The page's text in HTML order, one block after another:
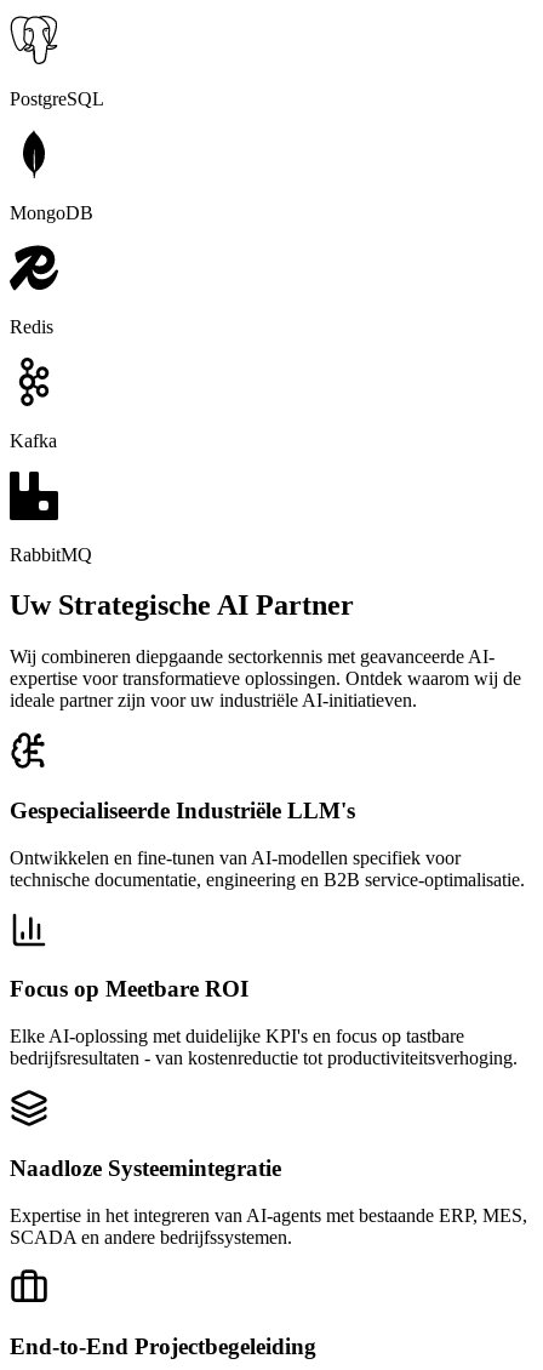
PostgreSQL
MongoDB
Redis
Kafka
RabbitMQ
Uw Strategische AI Partner
Wij combineren diepgaande sectorkennis met geavanceerde AI-
expertise voor transformatieve oplossingen. Ontdek waarom wij de
ideale partner zijn voor uw industriële AI-initiatieven.
Gespecialiseerde Industriële LLM's
Ontwikkelen en fine-tunen van AI-modellen specifiek voor
technische documentatie, engineering en B2B service-optimalisatie.
Focus op Meetbare ROI
Elke AI-oplossing met duidelijke KPI's en focus op tastbare
bedrijfsresultaten - van kostenreductie tot productiviteitsverhoging.
Naadloze Systeemintegratie
Expertise in het integreren van AI-agents met bestaande ERP, MES,
SCADA en andere bedrijfssystemen.
End-to-End Projectbegeleiding